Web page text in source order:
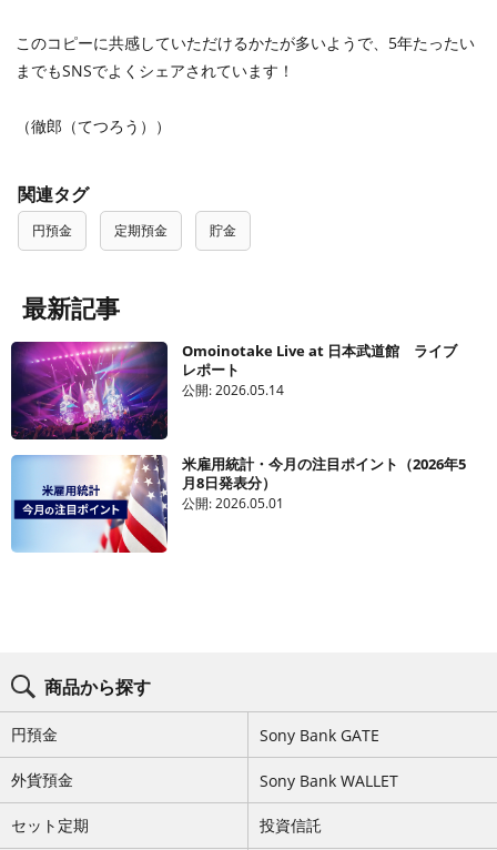
このコピーに共感していただけるかたが多いようで、5年たったい
までもSNSでよくシェアされています！
（徹郎（てつろう））
関連タグ
円預金 定期預金 貯金
最新記事
Omoinotake Live at 日本武道館 ライブ
レポート
公開:2026.05.14
米雇用統計・今月の注目ポイント（2026年5
月8日発表分）
公開:2026.05.01
コ
ン
商品から探す
円預金 Sony Bank GATE
外貨預金 Sony Bank WALLET
セット定期 投資信託